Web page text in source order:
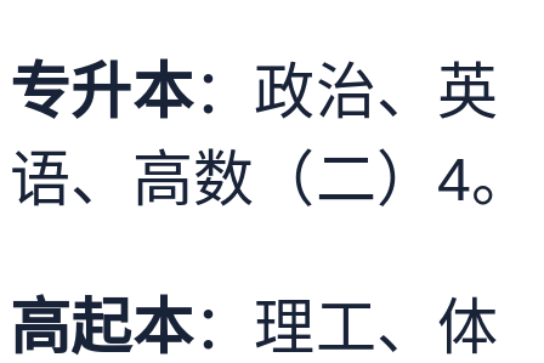
专升本：政治、英
语、高数（二） 4。
高起本：理工、体